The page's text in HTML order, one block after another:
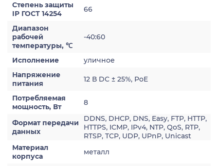
Степень защиты
IP ГОСТ 14254
66
Диапазон
рабочей
температуры, ℃
-40:60
Исполнение
уличное
Напряжение
питания
12 В DC ± 25%, PoE
Потребляемая
мощность, Вт
8
Формат передачи
данных
DDNS, DHCP, DNS, Easy, FTP, HTTP,
HTTPS, ICMP, IPv4, NTP, QoS, RTP,
RTSP, TCP, UDP, UPnP, Unicast
Материал
корпуса
металл